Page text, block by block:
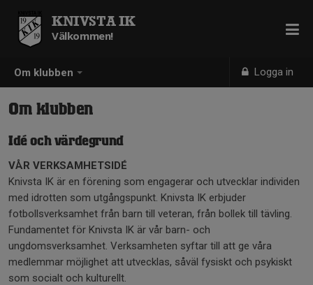
Om klubben Logga in
KNIVSTA IK
Välkommen!
Om klubben
Idé och värdegrund
VÅR VERKSAMHETSIDÉ
Knivsta IK är en förening som engagerar och utvecklar individen
med idrotten som utgångspunkt. Knivsta IK erbjuder
fotbollsverksamhet från barn till veteran, från bollek till tävling.
Fundamentet för Knivsta IK är vår barn- och
ungdomsverksamhet. Verksamheten syftar till att ge våra
medlemmar möjlighet att utvecklas, såväl fysiskt och psykiskt
som socialt och kulturellt.